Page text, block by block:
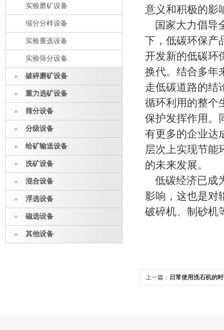
实验磨矿设备
缩分分样设备
实验重选设备
实验筛分设备
破碎磨矿设备
重力选矿设备
筛分设备
分级设备
给矿输送设备
洗矿设备
混合设备
浮选设备
磁选设备
其他设备
意义和积极的影
国家大力倡导
下，低碳环保产
开发新的低碳环
换代。结合多年
走低碳道路的结
循环利用的整个
保护发挥作用。
有更多的企业达
层次上实现节能
的未来发展。
低碳经济已成
影响，这也是对
破碎机、制砂机
上一篇： 日常使用洗石机的